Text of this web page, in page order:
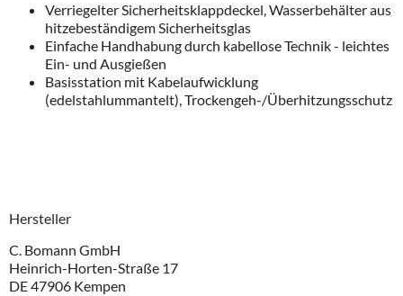
Verriegelter Sicherheitsklappdeckel, Wasserbehälter aus
hitzebeständigem Sicherheitsglas
Einfache Handhabung durch kabellose Technik - leichtes
Ein- und Ausgießen
Basisstation mit Kabelaufwicklung
(edelstahlummantelt), Trockengeh-/Überhitzungsschutz
Hersteller
C. Bomann GmbH
Heinrich-Horten-Straße 17
DE 47906 Kempen